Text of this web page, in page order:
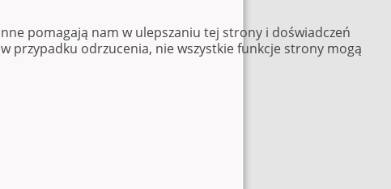
pomagają nam w ulepszaniu tej strony i doświadczeń
przypadku odrzucenia, nie wszystkie funkcje strony mogą